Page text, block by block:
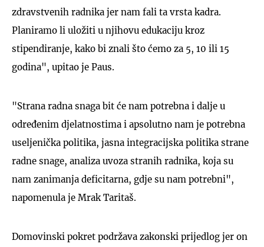
zdravstvenih radnika jer nam fali ta vrsta kadra.
Planiramo li uložiti u njihovu edukaciju kroz
stipendiranje, kako bi znali što ćemo za 5, 10 ili 15
godina", upitao je Paus.
"Strana radna snaga bit će nam potrebna i dalje u
određenim djelatnostima i apsolutno nam je potrebna
useljenička politika, jasna integracijska politika strane
radne snage, analiza uvoza stranih radnika, koja su
nam zanimanja deficitarna, gdje su nam potrebni",
napomenula je Mrak Taritaš.
Domovinski pokret podržava zakonski prijedlog jer on